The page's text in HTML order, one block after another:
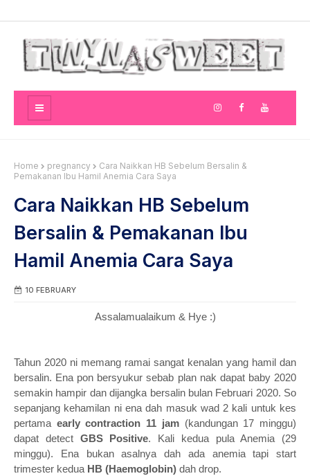
Home pregnancy
Cara Naikkan HB Sebelum Bersalin &
Pemakanan Ibu Hamil Anemia Cara Saya
Cara Naikkan HB Sebelum
Bersalin & Pemakanan Ibu
Hamil Anemia Cara Saya
10 FEBRUARY
Assalamualaikum & Hye :)
Tahun 2020 ni memang ramai sangat kenalan yang hamil dan
bersalin. Ena pon bersyukur sebab plan nak dapat baby 2020
semakin hampir dan dijangka bersalin bulan Februari 2020. So
sepanjang kehamilan ni ena dah masuk wad 2 kali untuk kes
pertama early contraction 11 jam (kandungan 17 minggu)
dapat detect GBS Positive. Kali kedua pula Anemia (29
minggu). Ena bukan asalnya dah ada anemia tapi start
trimester kedua HB (Haemoglobin) dah drop.